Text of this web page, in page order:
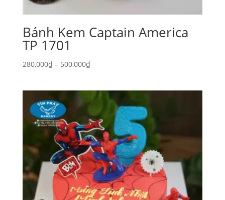
Bánh Kem Captain America
TP 1701
280,000₫ – 500,000₫Khoảng
280,000₫
đến
500,000₫